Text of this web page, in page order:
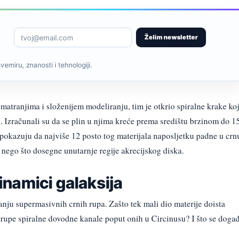
Želim newsletter
znanosti i tehnologiji.
i složenijem modeliranju, tim je otkrio spiralne krake
Izračunali su da se plin u njima kreće prema središtu brzinom do
da najviše 12 posto tog materijala naposljetku padne u
što dosegne unutarnje regije akrecijskog diska.
galaksija
supermasivnih crnih rupa. Zašto tek mali dio materije doista
spiralne dovodne kanale poput onih u Circinusu? I što se